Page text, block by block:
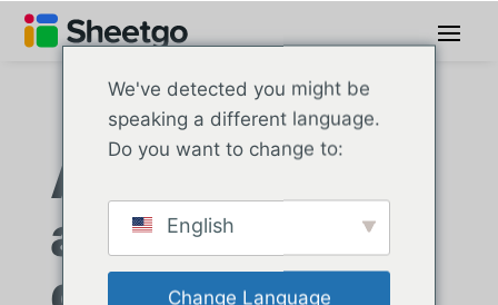
A escola
agiliza o
We've detected you might be
speaking a different language.
Do you want to change to:
English
Change Language